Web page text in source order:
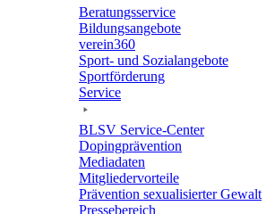
Bera­tungs­ser­vice
Bildungs­an­ge­bote
verein360
Sport- und Sozialangebote
Sport­för­de­rung
Service
BLSV Service-Center
Doping­prä­ven­tion
Media­da­ten
Mitglie­der­vor­teile
Präven­tion sexua­li­sier­ter Gewalt
Pres­se­be­reich